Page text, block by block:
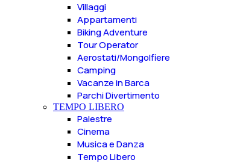
Villaggi
Appartamenti
Biking Adventure
Tour Operator
Aerostati/Mongolfiere
Camping
Vacanze in Barca
Parchi Divertimento
TEMPO LIBERO
Palestre
Cinema
Musica e Danza
Tempo Libero